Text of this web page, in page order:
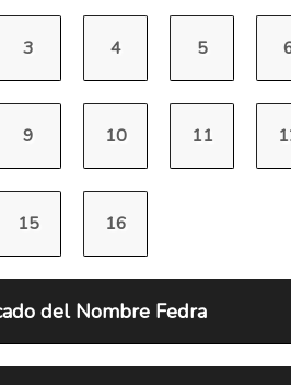
del Nombre Fedra